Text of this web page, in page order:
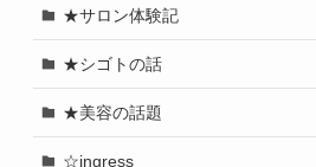
★サロン体験記
★シゴトの話
★美容の話題
☆ingress